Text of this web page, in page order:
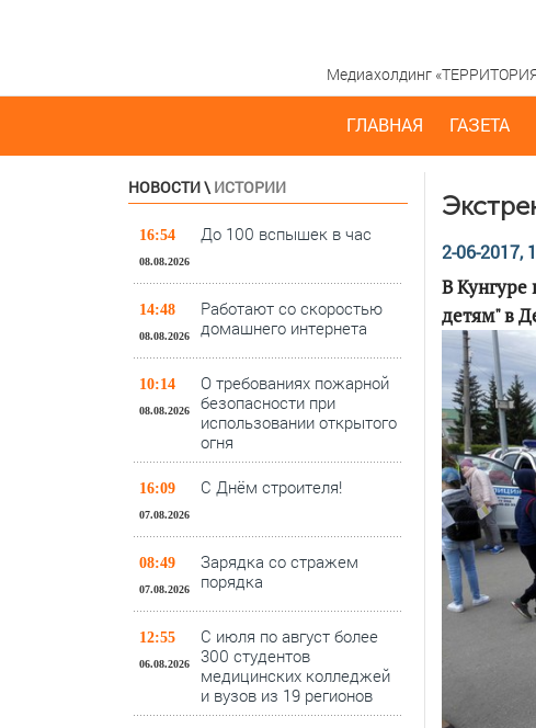
Медиахолдинг
ГЛАВНАЯ ГАЗЕТА
НОВОСТИ\ ИСТОРИИ
16:54
08.08.2026
До 100 вспышек в час
14:48
08.08.2026
Работают со скоростью
домашнего интернета
10:14
08.08.2026
О требованиях пожарной
безопасности при
использовании открытого
огня
16:09
07.08.2026
С Днём строителя!
08:49
07.08.2026
Зарядка со стражем
порядка
12:55
06.08.2026
С июля по август более
300 студентов
медицинских колледжей
и вузов из 19 регионов
2-06-2017,
В Кунгуре
детям" в